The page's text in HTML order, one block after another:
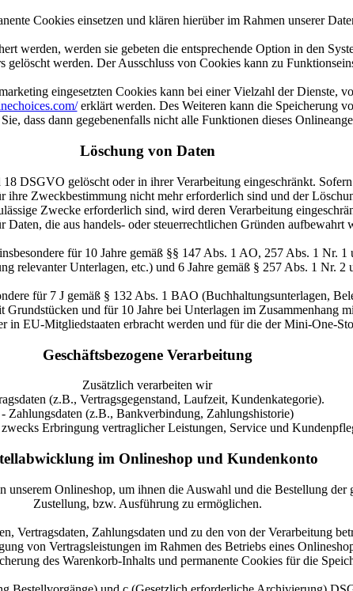
Cookies einsetzen und klären hierüber im Rahmen unserer
werden, werden sie gebeten die entsprechende Option in den
werden. Der Ausschluss von Cookies kann zu
eingesetzten Cookies kann bei einer Vielzahl der Dienste,
erklärt werden. Des Weiteren kann die Speicherung
dass dann gegebenenfalls nicht alle Funktionen dieses
Löschung von Daten
DSGVO gelöscht oder in ihrer Verarbeitung eingeschränkt.
ihre Zweckbestimmung nicht mehr erforderlich sind und der
Zwecke erforderlich sind, wird deren Verarbeitung
die aus handels- oder steuerrechtlichen Gründen aufbewahrt
für 10 Jahre gemäß §§ 147 Abs. 1 AO, 257 Abs. 1 Nr.
relevanter Unterlagen, etc.) und 6 Jahre gemäß § 257 Abs. 1 Nr.
für 7 J gemäß § 132 Abs. 1 BAO (Buchhaltungsunterlagen,
und für 10 Jahre bei Unterlagen im Zusammenhang
in EU-Mitgliedstaaten erbracht werden und für die der Mini-One-
Geschäftsbezogene Verarbeitung
Zusätzlich verarbeiten wir
(z.B., Vertragsgegenstand, Laufzeit, Kundenkategorie).
- Zahlungsdaten (z.B., Bankverbindung, Zahlungshistorie)
Erbringung vertraglicher Leistungen, Service und
im Onlineshop und Kundenkonto
Onlineshop, um ihnen die Auswahl und die Bestellung
Zustellung, bzw. Ausführung zu ermöglichen.
Vertragsdaten, Zahlungsdaten und zu den von der Verarbeitung
von Vertragsleistungen im Rahmen des Betriebs eines
des Warenkorb-Inhalts und permanente Cookies für die